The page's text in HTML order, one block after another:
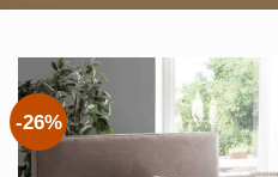
-26%